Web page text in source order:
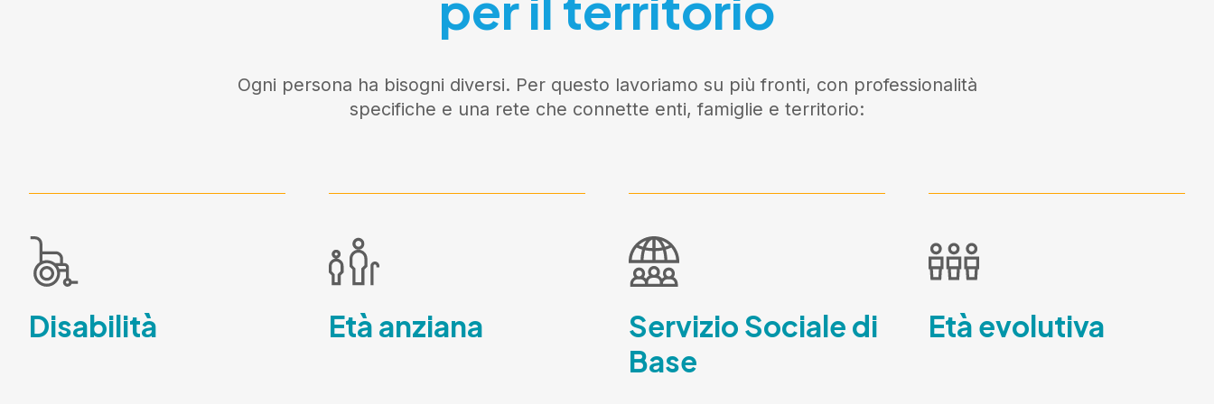
Ogni persona ha bisogni diversi. Per questo lavoriamo su più fronti, con professionalità
specifiche e una rete che connette enti, famiglie e territorio:
Disabilità Età anziana
Servizio Sociale di
Base
Età evolutiva